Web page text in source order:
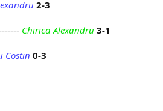
2-3
Chirica Alexandru 3-1
Costin 0-3